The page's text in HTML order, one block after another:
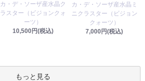
カ・デ・ソーザ産水晶ク
ラスター（ビジョンクォ
ーツ）
10,500円(税込)
カ・デ・ソーザ産水晶ミ
ニクラスター（ビジョン
クォーツ）
7,000円(税込)
もっと見る